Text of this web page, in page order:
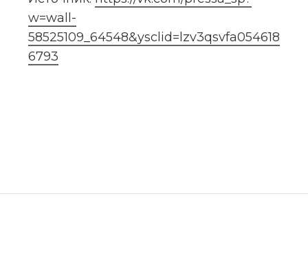
w=wall-
58525109_64548&ysclid=lzv3qsvfa054618
6793